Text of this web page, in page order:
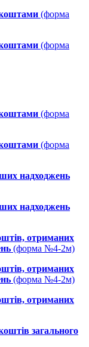
коштами (форма
коштами (форма
коштами (форма
коштами (форма
надходжень
надходжень
отриманих
(форма №4-2м)
отриманих
(форма №4-2м)
отриманих
загального